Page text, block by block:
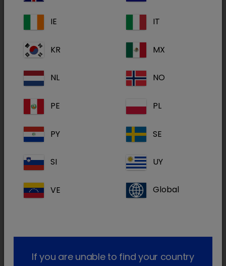
todos os alimentos secos SPECIFIC
plástico é reciclável. A diferença das
feitas de um único tipo de plástico, com uma
torna-as 100% recicláveis e mantêm as
convencionais em termos de manipulação e
caminhada que envolve uma série de ações e
comprometida com uma filosofia a que
IE IT
KR MX
NL NO
PE PL
PY SE
SI UY
VE Global
If you are unable to find your country